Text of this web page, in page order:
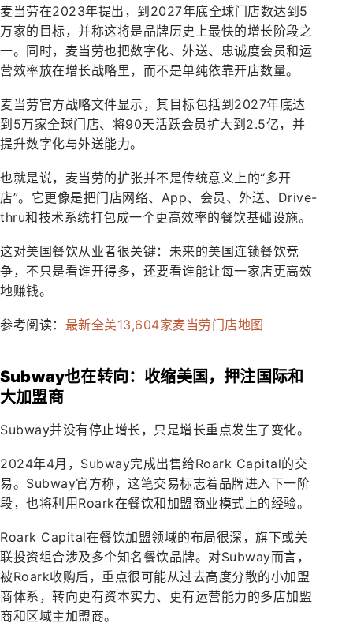
麦当劳在2023年提出，到2027年底全球门店数达到5
万家的目标，并称这将是品牌历史上最快的增长阶段之
一。同时，麦当劳也把数字化、外送、忠诚度会员和运
营效率放在增长战略里，而不是单纯依靠开店数量。
麦当劳官方战略文件显示，其目标包括到2027年底达
到5万家全球门店、将90天活跃会员扩大到2.5亿，并
提升数字化与外送能力。
也就是说，麦当劳的扩张并不是传统意义上的“多开
店”。它更像是把门店网络、App、会员、外送、Drive-
thru和技术系统打包成一个更高效率的餐饮基础设施。
这对美国餐饮从业者很关键：未来的美国连锁餐饮竞
争，不只是看谁开得多，还要看谁能让每一家店更高效
地赚钱。
参考阅读： 最新全美13,604家麦当劳门店地图
Subway也在转向：收缩美国，押注国际和
大加盟商
Subway并没有停止增长，只是增长重点发生了变化。
2024年4月，Subway完成出售给Roark Capital的交
易。Subway官方称，这笔交易标志着品牌进入下一阶
段，也将利用Roark在餐饮和加盟商业模式上的经验。
Roark Capital在餐饮加盟领域的布局很深，旗下或关
联投资组合涉及多个知名餐饮品牌。对Subway而言，
被Roark收购后，重点很可能从过去高度分散的小加盟
商体系，转向更有资本实力、更有运营能力的多店加盟
商和区域主加盟商。